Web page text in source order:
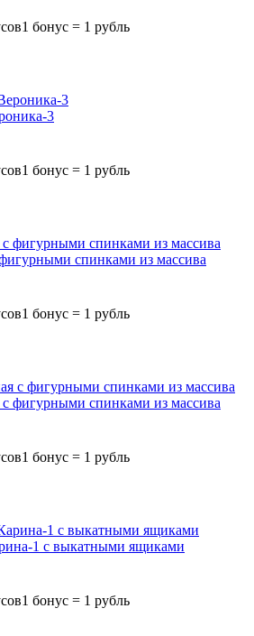
1 бонус = 1 рубль
3
1 бонус = 1 рубль
спинками из массива
1 бонус = 1 рубль
с фигурными спинками из массива
1 бонус = 1 рубль
1 с выкатными ящиками
1 бонус = 1 рубль